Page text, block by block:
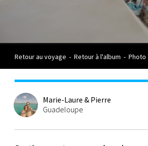
Retour au voyage - Retour à l'album - Photo
Marie-Laure & Pierre
Guadeloupe